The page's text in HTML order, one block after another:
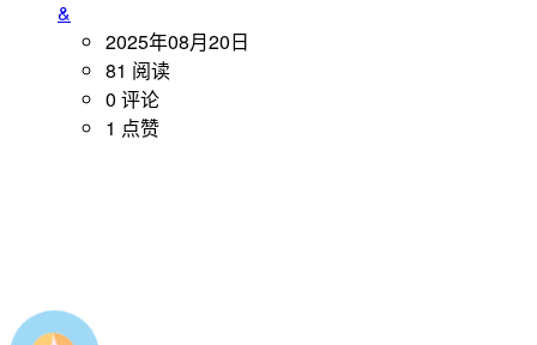
&
2025年08月20日
81 阅读
0 评论
1 点赞